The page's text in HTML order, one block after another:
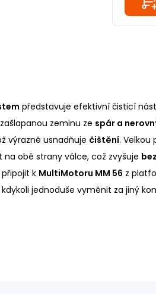
představuje efektivní čisticí
zeminu ze spár a
výrazně usnadňuje čištění. Velkou
na obě strany válce, což zvyšuje
k MultiMotoru MM 56 z
jednoduše vyměnit za jiný